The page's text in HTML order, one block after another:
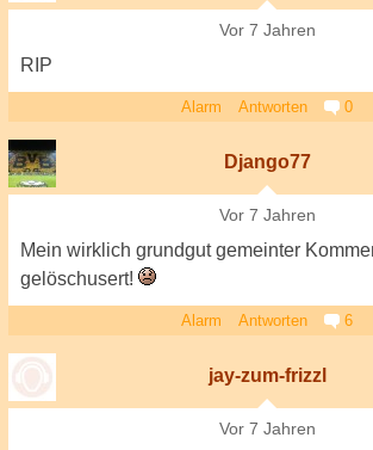
Vor 7 Jahren
RIP
Alarm Antworten 0
Django77
Vor 7 Jahren
Mein wirklich grundgut gemeinter
gelöschusert!
Alarm Antworten 6
jay-zum-frizzl
Vor 7 Jahren